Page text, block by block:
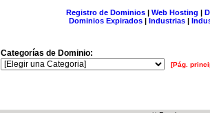
Registro de Dominios| Web Hosting |
Dominios Expirados | Industrias |
Categorías de Dominio:
[Pág.